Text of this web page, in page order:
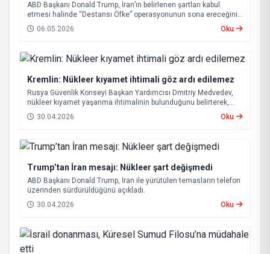
ABD Başkanı Donald Trump, İran’ın belirlenen şartları kabul
etmesi halinde “Destansı Öfke” operasyonunun sona ereceğini
ve Hürmüz Boğazı’nın yeniden açılacağını açıkladı.
06.05.2026 Oku
Kremlin: Nükleer kıyamet ihtimali göz ardı edilemez
Rusya Güvenlik Konseyi Başkan Yardımcısı Dmitriy Medvedev,
nükleer kıyamet yaşanma ihtimalinin bulunduğunu belirterek,
“Buna hazırlıklı olunmalı” ifadelerini kullandı.
30.04.2026 Oku
Trump’tan İran mesajı: Nükleer şart değişmedi
ABD Başkanı Donald Trump, İran ile yürütülen temasların telefon
üzerinden sürdürüldüğünü açıkladı.
30.04.2026
Oku